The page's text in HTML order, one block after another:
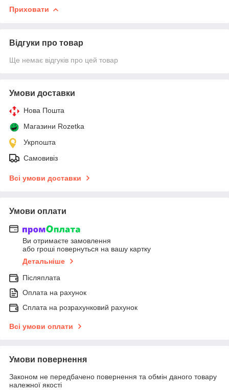
Приховати
Відгуки про товар
Ще немає відгуків про цей товар
Умови доставки
Нова Пошта
Магазини Rozetka
Укрпошта
Самовивіз
Всі умови доставки
Умови оплати
Ви отримаєте замовлення
або гроші повернуться на вашу картку
Детальніше
Післяплата
Оплата на рахунок
Сплата на розрахунковий рахунок
Всі умови оплати
Умови повернення
Законом не передбачено повернення та обмін даного товару
належної якості